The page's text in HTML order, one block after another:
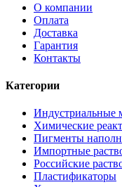
О компании
Оплата
Доставка
Гарантия
Контакты
Категории
Индустриальные
Химические
Пигменты
Импортные
Российские
Пластификаторы